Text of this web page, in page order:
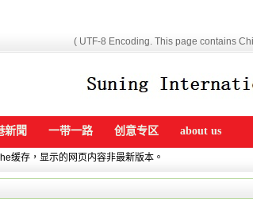
( UTF-8 Encoding. This page contains
新聞 一带一路 创意专区 about us
缓存，显示的网页内容非最新版本。